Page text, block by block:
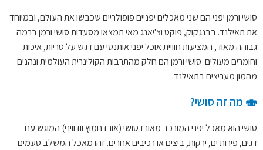
סושי ורמן יפני הם שני מאכלים יפניים פופולריים שכבשו את העולם, ובמיוחד
את תאילנד. בבנגקוק, פוקט וצ'יאנג מאי תמצאו מסעדות סושי ורמן ברמה
גבוהה מאוד, המציעות חוויית אוכל יפני אותנטי עם דגש על טריות, איכות
וחומרים מעולים. סושי ורמן הם חלק מהתרבות הקולינרית העולמית ונהנים
מהמון מעריצים בתאילנד.
🍣 מה זה סושי?
סושי הוא מאכל יפני המורכב מאורז סושי (אורז חמוץ וודוויני) המוגש עם
דגים, פירות ים, ירקות, ביצים או רכיבים אחרים. זהו מאכל המשלב טעמים